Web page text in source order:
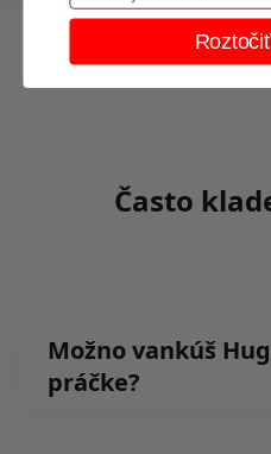
Často
Možno vankúš
práčke?